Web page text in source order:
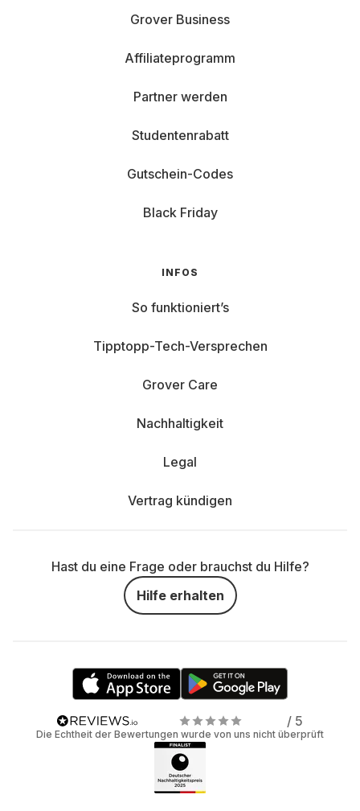
Grover Business
Affiliateprogramm
Partner werden
Studentenrabatt
Gutschein-Codes
Black Friday
INFOS
So funktioniert’s
Tipptopp-Tech-Versprechen
Grover Care
Nachhaltigkeit
Legal
Vertrag kündigen
Hast du eine Frage oder brauchst du Hilfe?
Hilfe erhalten
/ 5
Die Echtheit der Bewertungen wurde von uns nicht überprüft